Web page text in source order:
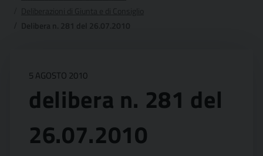
5 AGOSTO 2010
delibera n. 281 del
26.07.2010